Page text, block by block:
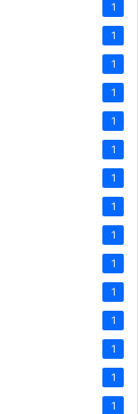
1
1
1
1
1
1
1
1
1
1
1
1
1
1
1